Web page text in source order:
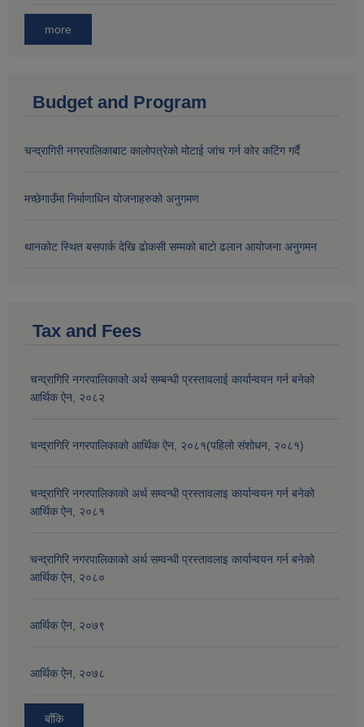
more
Budget and Program
चन्द्रागिरी नगरपालिकाबाट कालोपत्रेको मोटाई जांच गर्न कोर कटिंग गर्दै
मच्छेगाउँमा निर्माणाधिन योजनाहरुको अनुगमण
थानकोट स्थित बसपार्क देखि ढोकसी सम्मको बाटो ढलान आयोजना अनुगमन
Tax and Fees
चन्द्रागिरि नगरपालिकाको अर्थ सम्बन्धी प्रस्तावलाई कार्यान्वयन गर्न बनेको
आर्थिक ऐन, २०८२
चन्द्रागिरि नगरपालिकाको आर्थिक ऐन, २०८१(पहिलो संशोधन, २०८१)
चन्द्रागिरि नगरपालिकाको अर्थ सम्वन्धी प्रस्तावलाइ कार्यान्वयन गर्न बनेको
आर्थिक ऐन, २०८१
चन्द्रागिरि नगरपालिकाको अर्थ सम्वन्धी प्रस्तावलाइ कार्यान्वयन गर्न बनेको
आर्थिक ऐन, २०८०
आर्थिक ऐन, २०७९
आर्थिक ऐन, २०७८
बाँकि